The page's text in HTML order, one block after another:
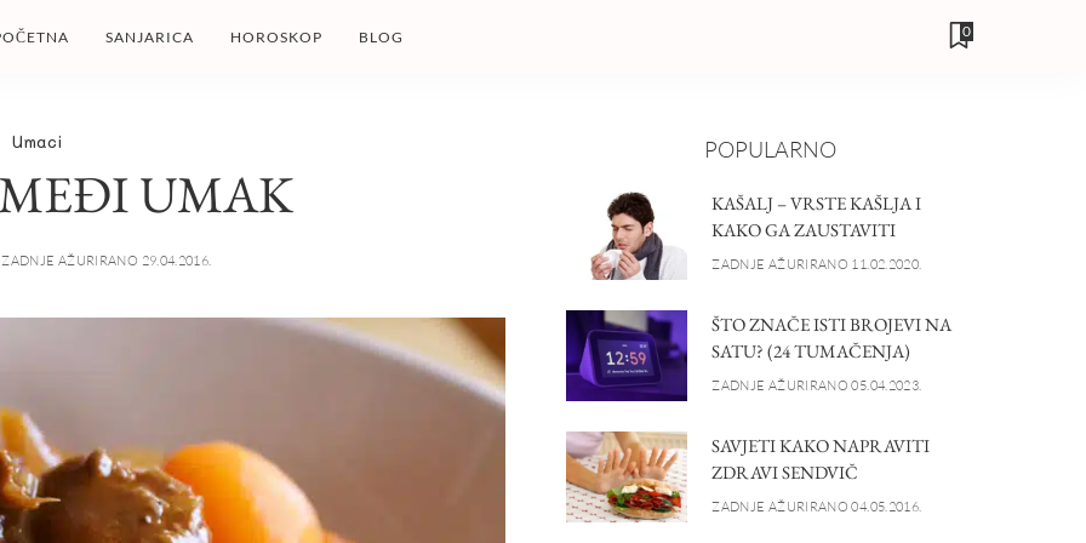
SANJARICA HOROSKOP BLOG 0
Umaci
UMAK
ZADNJE AŽURIRANO 29.04.2016.
POPULARNO
KAŠALJ – VRSTE KAŠLJA I
KAKO GA ZAUSTAVITI
ZADNJE AŽURIRANO 11.02.2020.
ŠTO ZNAČE ISTI BROJEVI NA
SATU? (24 TUMAČENJA)
ZADNJE AŽURIRANO 05.04.2023.
SAVJETI KAKO NAPRAVITI
ZDRAVI SENDVIČ
ZADNJE AŽURIRANO 04.05.2016.